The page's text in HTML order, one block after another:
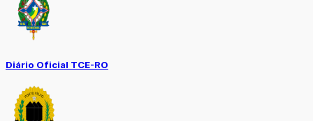
Diário Oficial TCE-RO